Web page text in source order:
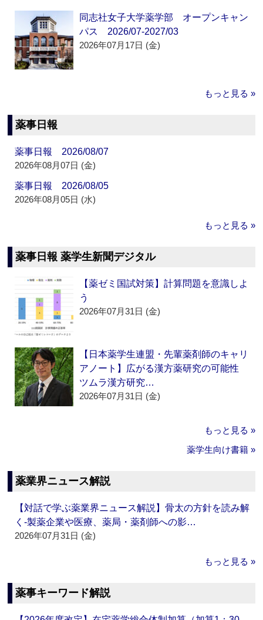
同志社女子大学薬学部 オープンキャン
パス 2026/07-2027/03
2026年07月17日 (金)
もっと見る »
薬事日報
薬事日報 2026/08/07
2026年08月07日 (金)
薬事日報 2026/08/05
2026年08月05日 (水)
もっと見る »
薬事日報 薬学生新聞デジタル
【薬ゼミ国試対策】計算問題を意識しよ
う
2026年07月31日 (金)
【日本薬学生連盟・先輩薬剤師のキャリ
アノート】広がる漢方薬研究の可能性
ツムラ漢方研究…
2026年07月31日 (金)
もっと見る »
薬学生向け書籍 »
薬業界ニュース解説
【対話で学ぶ薬業界ニュース解説】骨太の方針を読み解
く‐製薬企業や医療、薬局・薬剤師への影…
2026年07月31日 (金)
もっと見る »
薬事キーワード解説